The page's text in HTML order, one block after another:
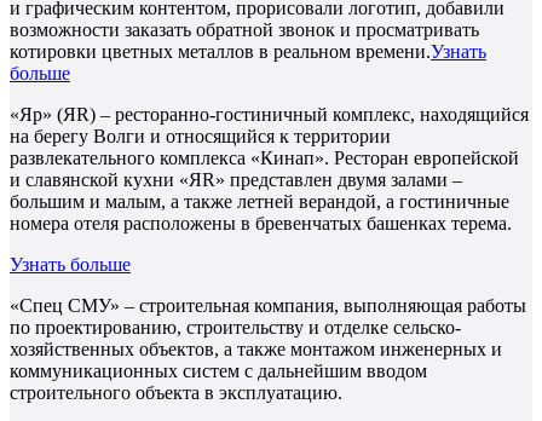
и графическим контентом, прорисовали логотип, добавили
возможности заказать обратной звонок и просматривать
котировки цветных металлов в реальном времени.Узнать
больше
«Яр» (ЯR) – ресторанно-гостиничный комплекс, находящийся
на берегу Волги и относящийся к территории
развлекательного комплекса «Кинап». Ресторан европейской
и славянской кухни «ЯR» представлен двумя залами –
большим и малым, а также летней верандой, а гостиничные
номера отеля расположены в бревенчатых башенках терема.
Узнать больше
«Спец СМУ» – строительная компания, выполняющая работы
по проектированию, строительству и отделке сельско-
хозяйственных объектов, а также монтажом инженерных и
коммуникационных систем с дальнейшим вводом
строительного объекта в эксплуатацию.